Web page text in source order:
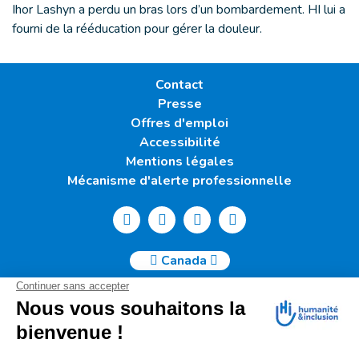
Ihor Lashyn a perdu un bras lors d’un bombardement. HI lui a
fourni de la rééducation pour gérer la douleur.
Contact
Presse
Offres d'emploi
Accessibilité
Mentions légales
Mécanisme d'alerte professionnelle
Canada